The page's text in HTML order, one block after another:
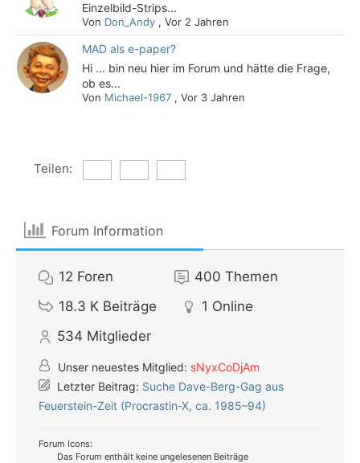
Einzelbild-Strips...
Von Don_Andy ,Vor 2 Jahren
MAD als e-paper?
Hi ... bin neu hier im Forum und hätte die Frage,
ob es...
Von Michael-1967 ,Vor 3 Jahren
Teilen:
Forum Information
12 Foren 400 Themen
18.3 K Beiträge 1 Online
534 Mitglieder
Unser neuestes Mitglied: sNyxCoDjAm
Letzter Beitrag: Suche Dave-Berg-Gag aus
Feuerstein-Zeit (Procrastin-X, ca. 1985–94)
Forum Icons:
Das Forum enthält keine ungelesenen Beiträge